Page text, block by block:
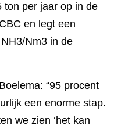
ton per jaar op in de
en legt een
Nm3 in de
“95 procent
een enorme stap.
we zien ‘het kan